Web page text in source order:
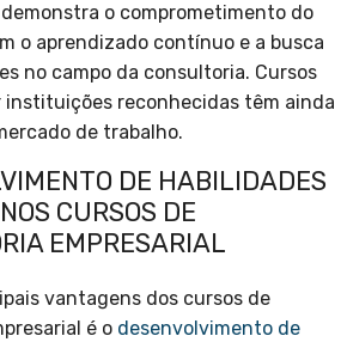
o comprometimento do
o aprendizado contínuo e a busca
no campo da consultoria. Cursos
instituições reconhecidas têm ainda
de trabalho.
DE HABILIDADES
CURSOS DE
EMPRESARIAL
vantagens dos cursos de
é o desenvolvimento de